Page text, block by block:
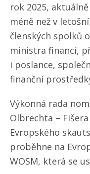
rok 2025,
méně než v
členských spolků
ministra financí,
i poslance,
finanční
Výkonná rada
Olbrechta –
Evropského
proběhne na
WOSM, která se